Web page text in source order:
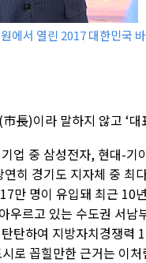
에서 열린 2017 대한민국
長)이라 말하지 않고 ‘
업 중 삼성전자, 현대-
히 경기도 지자체 중 최
만 명이 유입돼 최근 10
우르고 있는 수도권 서
탄하여 지방자치경쟁력
로 꼽힐만한 근거는 이